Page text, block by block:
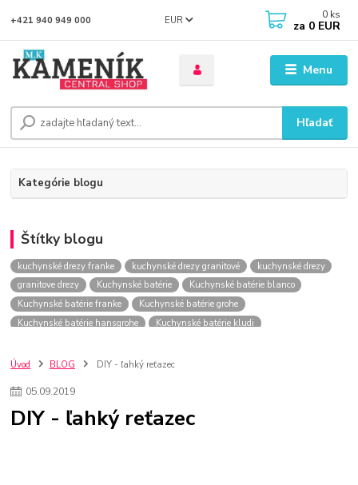
Menu
EUR
Hľadať
+421 940 949 000 0 ks
za 0 EUR
Kategórie blogu
Štítky blogu
kuchynské drezy franke kuchynské drezy granitové
kuchynské drezy
granitove drezy
Kuchynské batérie
Kuchynské batérie blanco
Kuchynské batérie franke
Kuchynské batérie grohe
Kuchynské batérie hansgrohe
Kuchynské batérie kludi
kuchynské batérie sagittarius
kuchynské batérie
kuchynské drezy sety
kúpelňové batérie
vodovodné batérie do kúpelne
Úvod BLOG DIY - ľahký reťazec
05.09.2019
DIY - ľahký reťazec